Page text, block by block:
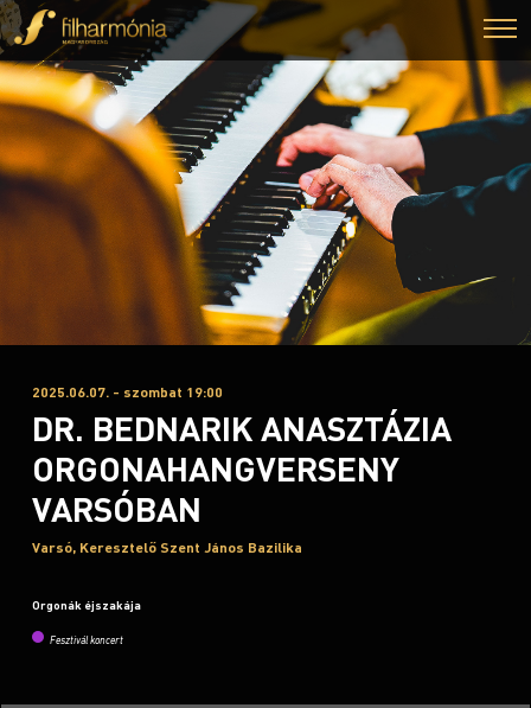
2025.06.07. - szombat 19:00
DR. BEDNARIK ANASZTÁZIA
ORGONAHANGVERSENY
VARSÓBAN
Varsó, Keresztelő Szent János Bazilika
Orgonák éjszakája
Fesztivál koncert